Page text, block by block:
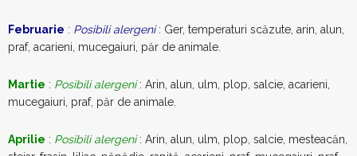
Februarie : Posibili alergeni: Ger, temperaturi scăzute, arin, alun,
praf, acarieni, mucegaiuri, păr de animale.
Martie : Posibili alergeni: Arin, alun, ulm, plop, salcie, acarieni,
mucegaiuri, praf, păr de animale.
Aprilie : Posibili alergeni: Arin, alun, ulm, plop, salcie, mesteacăn,